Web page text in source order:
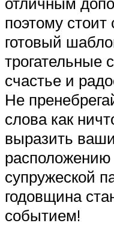
поэтому стоит
готовый
трогательные
счастье и
Не
слова как
выразить
супружеской
годовщина
событием!